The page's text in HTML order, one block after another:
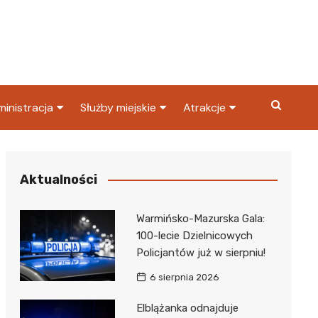
Skarbowy
Służby miejskie
Policja
Atrakcje
Aktualności
Warmińsko-Mazurska Gala:
100-lecie Dzielnicowych
Policjantów już w sierpniu!
6 sierpnia 2026
Elblążanka odnajduje